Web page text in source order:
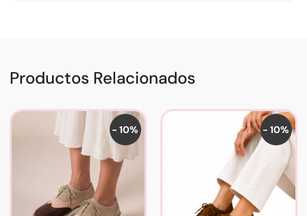
Productos Relacionados
- 10% - 10%